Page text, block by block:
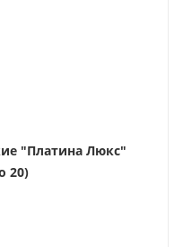
"Платина Люкс"
20)